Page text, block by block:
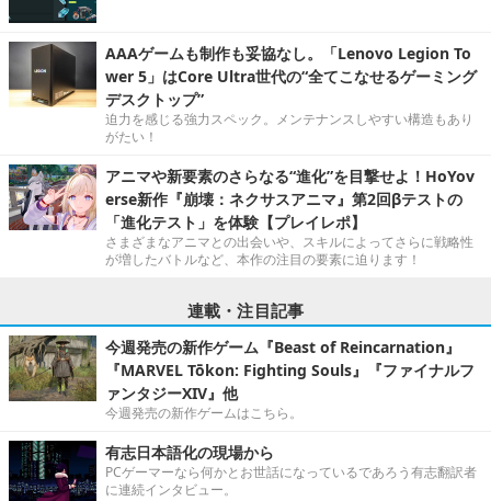
AAAゲームも制作も妥協なし。「Lenovo Legion To
wer 5」はCore Ultra世代の“全てこなせるゲーミング
デスクトップ”
迫力を感じる強力スペック。メンテナンスしやすい構造もあり
がたい！
アニマや新要素のさらなる“進化”を目撃せよ！HoYov
erse新作『崩壊：ネクサスアニマ』第2回βテストの
「進化テスト」を体験【プレイレポ】
さまざまなアニマとの出会いや、スキルによってさらに戦略性
が増したバトルなど、本作の注目の要素に迫ります！
連載・注目記事
今週発売の新作ゲーム『Beast of Reincarnation』
『MARVEL Tōkon: Fighting Souls』『ファイナルフ
ァンタジーXIV』他
今週発売の新作ゲームはこちら。
有志日本語化の現場から
PCゲーマーなら何かとお世話になっているであろう有志翻訳者
に連続インタビュー。